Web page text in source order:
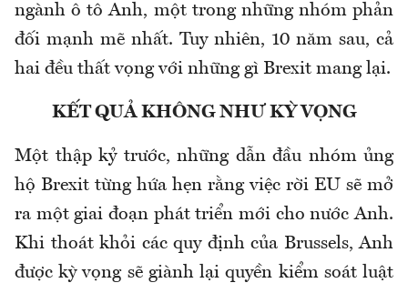
ngành ô tô Anh, một trong những nhóm phản
đối mạnh mẽ nhất. Tuy nhiên, 10 năm sau, cả
hai đều thất vọng với những gì Brexit mang lại.
KẾT QUẢ KHÔNG NHƯ KỲ VỌNG
Một thập kỷ trước, những dẫn đầu nhóm ủng
hộ Brexit từng hứa hẹn rằng việc rời EU sẽ mở
ra một giai đoạn phát triển mới cho nước Anh.
Khi thoát khỏi các quy định của Brussels, Anh
được kỳ vọng sẽ giành lại quyền kiểm soát luật